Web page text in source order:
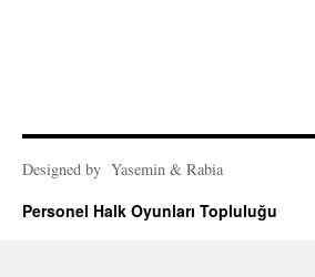
Designed by Yasemin & Rabia
Personel Halk Oyunları Topluluğu